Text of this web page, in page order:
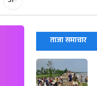
ताजा समाचार